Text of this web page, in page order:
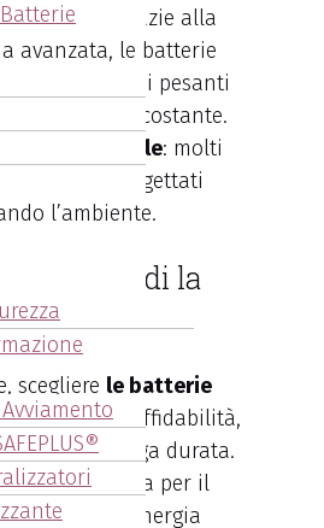
elevate
: grazie alla
avanzata, le batterie
carichi pesanti
energia costante.
ambientale: molti
sono progettati
l’ambiente.
quindi la
scegliere le batterie
investire in affidabilità,
e lunga durata.
una batteria per il
il sistema di energia